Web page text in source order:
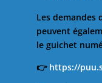
Les demandes
peuvent
le guichet
👉 https://